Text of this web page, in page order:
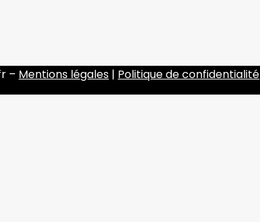
– Mentions légales | Politique de confidentialité